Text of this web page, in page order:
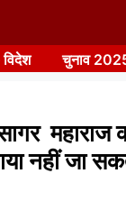
चुनाव
नहीं जा